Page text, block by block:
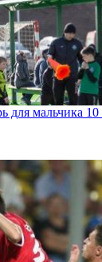
для мальчика